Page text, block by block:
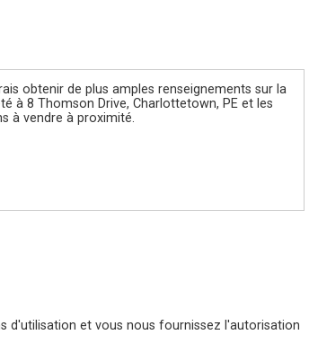
d'utilisation et vous nous fournissez l'autorisation